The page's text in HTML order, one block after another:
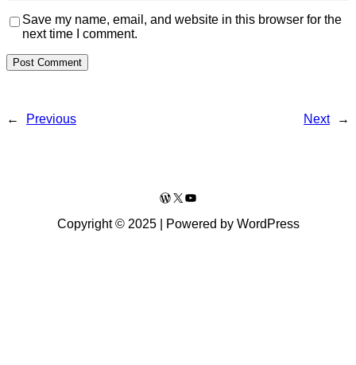
Save my name, email, and website in this browser for the
next time I comment.
← Previous Next →
WordPress
X YouTube
Copyright © 2025 | Powered by WordPress